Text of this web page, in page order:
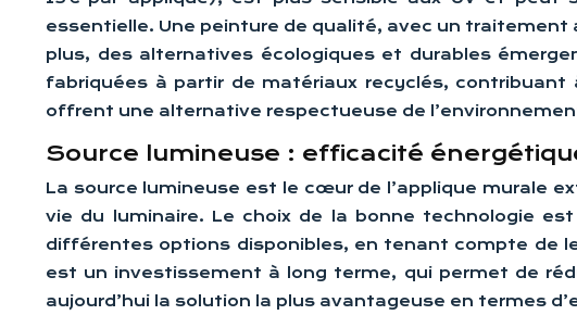
essentielle. Une peinture de qualité, avec un
plus, des alternatives écologiques et durables
fabriquées à partir de matériaux recyclés, contribuant
offrent une alternative respectueuse de
Source lumineuse : efficacité
La source lumineuse est le cœur de l’applique murale
vie du luminaire. Le choix de la bonne technologie
différentes options disponibles, en tenant compte de
est un investissement à long terme, qui permet de
aujourd’hui la solution la plus avantageuse en termes